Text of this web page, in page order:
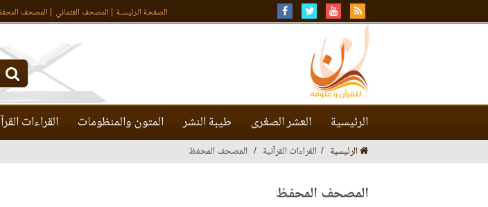
الصفحة الرئيسـة المصحف العثماني المصحف
الرئيسية العشر الصغرى طيبة النشر المتون والمنظومات القراءات
الرئيسية القراءات القرآنية المصحف المحفظ
المصحف المحفظ